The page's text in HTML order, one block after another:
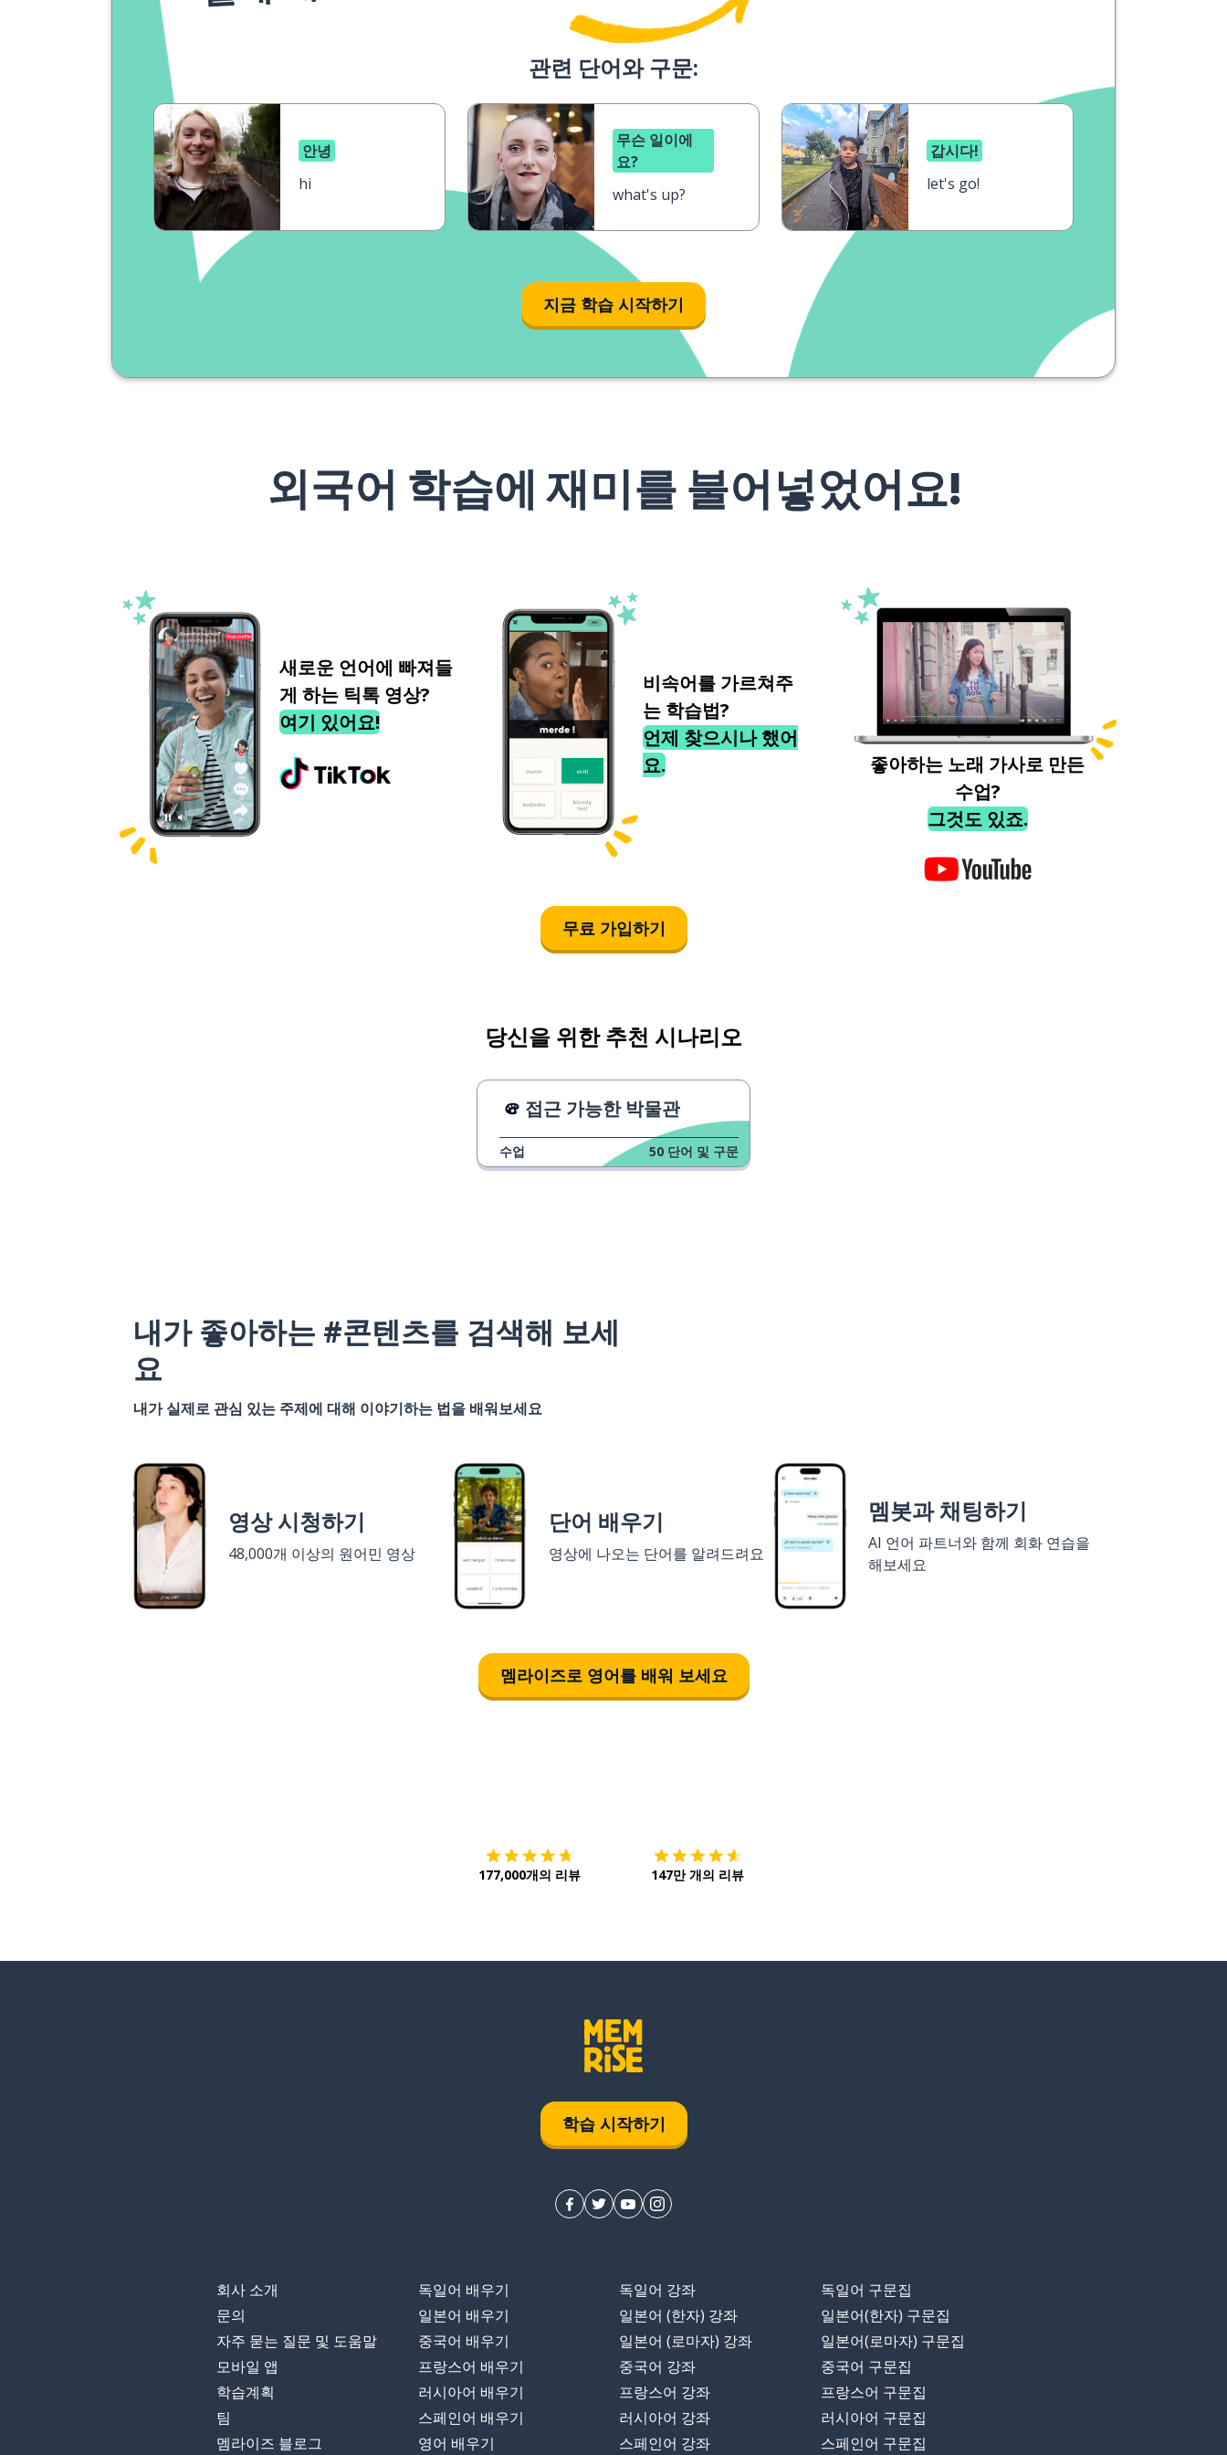
관련 단어와 구문:
안녕
hi
무슨 일이에
요?
what's up?
갑시다!
let's go!
지금 학습 시작하기
외국어 학습에 재미를 불어넣었어요!
새로운 언어에 빠져들
게 하는 틱톡 영상?
여기 있어요!
비속어를 가르쳐주
는 학습법?
언제 찾으시나 했어
요.
좋아하는 노래 가사로 만든
수업?
그것도 있죠.
무료 가입하기
당신을 위한 추천 시나리오
접근 가능한 박물관
수업 50 단어 및 구문
내가 좋아하는 #콘텐츠를 검색해 보세
요
내가 실제로 관심 있는 주제에 대해 이야기하는 법을 배워보세요
영상 시청하기
48,000개 이상의 원어민 영상
단어 배우기
영상에 나오는 단어를 알려드려요
멤봇과 채팅하기
AI 언어 파트너와 함께 회화 연습을
해보세요
멤라이즈로 영어를 배워 보세요
177,000개의 리뷰 147만 개의 리뷰
학습 시작하기
회사 소개
문의
자주 묻는 질문 및 도움말
모바일 앱
학습계획
팀
멤라이즈 블로그
독일어 배우기
일본어 배우기
중국어 배우기
프랑스어 배우기
러시아어 배우기
스페인어 배우기
영어 배우기
독일어 강좌
일본어 (한자) 강좌
일본어 (로마자) 강좌
중국어 강좌
프랑스어 강좌
러시아어 강좌
스페인어 강좌
독일어 구문집
일본어(한자) 구문집
일본어(로마자) 구문집
중국어 구문집
프랑스어 구문집
러시아어 구문집
스페인어 구문집